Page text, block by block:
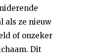
als ze nieuw
of onzeker
Dit